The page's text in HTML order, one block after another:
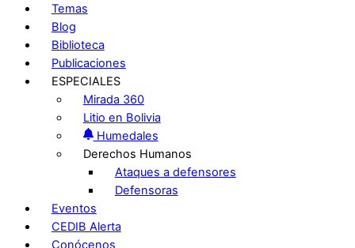
Temas
Blog
Biblioteca
Publicaciones
ESPECIALES
Mirada 360
Litio en Bolivia
Humedales
Derechos Humanos
Ataques a defensores
Defensoras
Eventos
CEDIB Alerta
Conócenos